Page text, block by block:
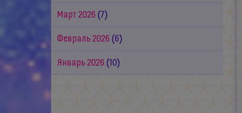
Март 2026 (7)
Февраль 2026 (6)
Январь 2026 (10)